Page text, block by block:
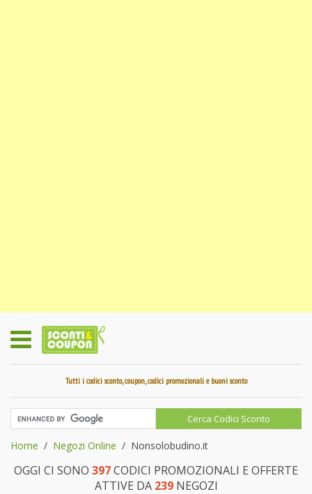
Tutti i codici sconto, coupon, codici promozionali e buoni sconto
Home Negozi Online Nonsolobudino.it
OGGI CI SONO 397CODICI PROMOZIONALI E OFFERTE
ATTIVE DA 239NEGOZI